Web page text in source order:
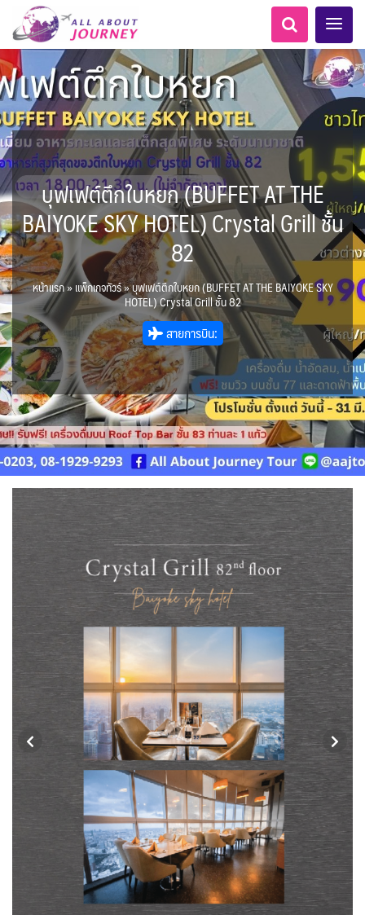
เอเชียกลาง 6 LKA ศรีลังกา 0
AFG อัฟกานิสถาน
LKA ศรีลังกา + BGD บังคลา
ศ
0
BTN ภูฏาน 2
BRN บรูไน 0
KHM กัมพูชา 0 จีน 283
HKG ฮ่องกง - มาเก๊า 10 IND อินเดีย 21
IDN อินโดนีเซีย 3 IRN อิหร่าน
IRQ อิรัก 0 ISR อิสราเอล 0
JPN ญี่ปุ่น 77 JOR จอร์แดน 4
KAZ คาซัคสถาน 19 KORS เกาหลีใต้ 2
KGZ คีร์กีซสถาน 4 LAO ลาว 0
LBN เลบานอน 0 MYS มาเลเซีย 0
MDV มัลดีฟส์ MNG มองโกเลีย 2
MMR เมียนมาร์ NPL เนปาล 0
OMN โอมาน PAK ปากีสถาน 8
PHL ฟิลิปปินส์ 1 SAU ซาอุดิอาระเบีย
SGP สิงคโปร์
SYR ซีเรีย 0 TWN ไต้หวัน
TJK ทาจิกิสถาน TKM เติร์กเมนิสถาน 1
ARE ดูไบ, UAE 0 UZB อุซเบกิสถาน
ตะวันออกกลาง 0 YEM เยเมน 0
VNM เวียดนาม 35
จอร์แดน - อียิปต์ 4
แอลเบเนีย - Albania 0 Balkan บอลข่าน 1
สวิตเซอร์แลนด์ เยอรมนี
ฝรั่งเศส
1
MNE มอนเตเนโกร 1 ล่าแสงเหนือ-ใต้ 11
Baltic บอลติก 4 ยุโรปตะวันออก 12
ยุโรปราคาถูก 1
ออสเตรีย - Austria 3 AZE อาเซอร์ไบจาน
BLR เบลารุส 0 BIH บอสเนีย & เฮอร์เซโกวีนา
1
BEL เบลเยี่ยม 0 HRV โครเอเชีย 3
CYP ไซปรัส 0 CZE เช็ก 0
DNK เดนมาร์ก 2 FIN ฟินแลนด์ 3
FRO หมู่เกาะแฟโร FRA ฝรั่งเศส
GEO จอร์เจีย 10 DEU เยอรมนี
GRL กรีนแลนด์ 3 GRC กรีซ 1
ISL ไอซ์แลนด์ ITA อิตาลี 9
MLT มอลต้า MDA มอลโดวา 0
NLD เนเธอร์แลนด์ 0 NOR นอร์เวย์
POL โปแลนด์ 3 PRT โปรตุเกส 3
RUS รัสเซีย 3 สแกนดิเนเวีย
ESP สเปน 4
SVN สโลวิเนีย 2 CHE สวิตเซอร์แลนด์
TUR ตุรเคีย 12 UK อังกฤษ+สหราชอาณาจักร
9
UKR ยูเครน 0
เบลเยี่ยม เนเธอร์แลนด์ ลักเซม
เบิร์ก (BENELUX)
1
บัลแกเรีย โรมาเนีย 2 จอร์เจีย อาร์เมเนีย 1
อิตาลี สวิส ฝรั่งเศส 4 สเปน โปรตุเกส
อเมริกาใต้ 8 อเมริกากลาง 1
ARG อาร์เจนตินา 3
CAN แคนาดา 3 CUB คิวบา 0
CHL ชิลี 3
ECU เอกวาดอร์ 0 PER เปรู 2
USA สหรัฐอเมริกา 6 บราซิล เปรู 3
เม็กซิโก คิวบา 1 อเมริกา แคนาดา 1
ทัวร์ ล่องเรือสำราญยุโรป 5 ทัวร์ ล่องเรือสำราญอลาสก้า
1
ทัวร์ ล่องเรือสำราญอเมริกา
1
ทัวร์ ล่องเรือสำราญเอเชีย 0
ทัวร์ ล่องเรือสำราญประเท
ศอื่นๆ
3
นิวซีแลนด์ - New Zealand
11
เกาะโบราโบร่า - Bora Bora
0
ไมโครนีเซีย - Micronesia 1
นามิเบีย - Namibia 1 ตูนีเซีย - Tunisia 1
ขั้วโลกเหนือ 1 ขั้วโลกใต้ 2
แอฟริกาใต้ - South Africa
3
โมร็อคโค - Morocco 6 แทนซาเนีย - Tanzania 2
เคนย่า - Kenya 2 แอลจีเรีย - Algeria 0
ออสเตรเลีย - Australia 18
ทัวร์ อันซีน ประเทศแปลก 30 ลิเบีย - Libya 1
บราซิล - Brazil 0
เอธิโอเปีย - Ethiopia 0 อียิปต์ - Egypt 11
ล่องเรือดินเนอร์ วันวาเลนไทน์
22
ล่องเรือดินเนอร์วันลอยกระทง
21
ล่องเรือดินเนอร์วันปีใหม่ 22 เรือรอบกลางวัน กทม.
ล่องเรือดินเนอร์แม่น้ำ
าพระยา
ล่องเรือโปรแกรมอยุธยา 9
ล่องเรือ รอบ Sunset 14
ล่องเรือเหมาลำ / เหมาชั้น /
อยอร์ช / Speed Boat ส่วนตัวทั่ว
ะเทศ
255
เรือยอร์ช / Speed Boat ฯลฯ
บ Join ทั่วประเทศ
72
บุฟเฟต์โรงแรม/ร้านอาหาร 2 บุฟเฟต์ใบหยก 7
ไทยบัสฟู้ดทัวร์
ตั๋วเรือ Hop-on Hop-off 0 ตั๋วสวนสนุก
แต่งชุดไทยถ่ายรูปวัดอรุณฯ
1
พิเศษ! ล่องเรือเทศกาลชมพลุ
พัทยา
โปรแกรมทัวร์ทั่วไทย 0
ห้องพักราคาพิเศษ 3
ข่าวที่น่าสนใจ
ความรู้ทั่วไป
สถานที่ท่องเที่ยว
บุฟเฟต์ตึกใบหยก (BUFFET AT THE
BAIYOKE SKY HOTEL) Crystal Grill ชั้น
82
หน้าแรก»แพ็กเกจทัวร์»บุฟเฟต์ตึกใบหยก (BUFFET AT THE BAIYOKE SKY
HOTEL) Crystal Grill ชั้น 82
สายการบิน: